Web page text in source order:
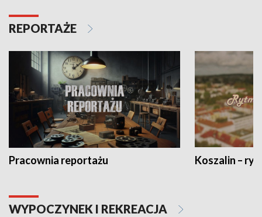
REPORTAŻE
Pracownia reportażu Koszalin –
WYPOCZYNEK I REKREACJA